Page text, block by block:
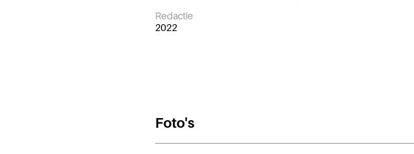
Redactie
2022
Foto's